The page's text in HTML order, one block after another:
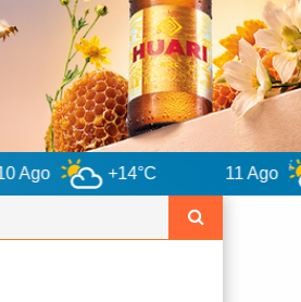
+14°C 11 Ago +13°C